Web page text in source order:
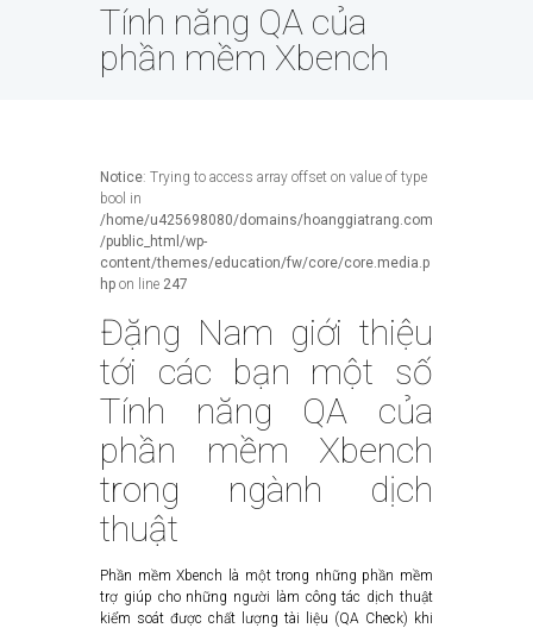
Tính năng QA của
phần mềm Xbench
Notice: Trying to access array offset on value of type
bool in
/home/u425698080/domains/hoanggiatrang.com
/public_html/wp-
content/themes/education/fw/core/core.media.p
hp on line 247
Đặng Nam giới thiệu
tới các bạn một số
Tính năng QA của
phần mềm Xbench
trong ngành dịch
thuật
Phần mềm Xbench là một trong những phần mềm
trợ giúp cho những người làm công tác dịch thuật
kiểm soát được chất lượng tài liệu (QA Check) khi